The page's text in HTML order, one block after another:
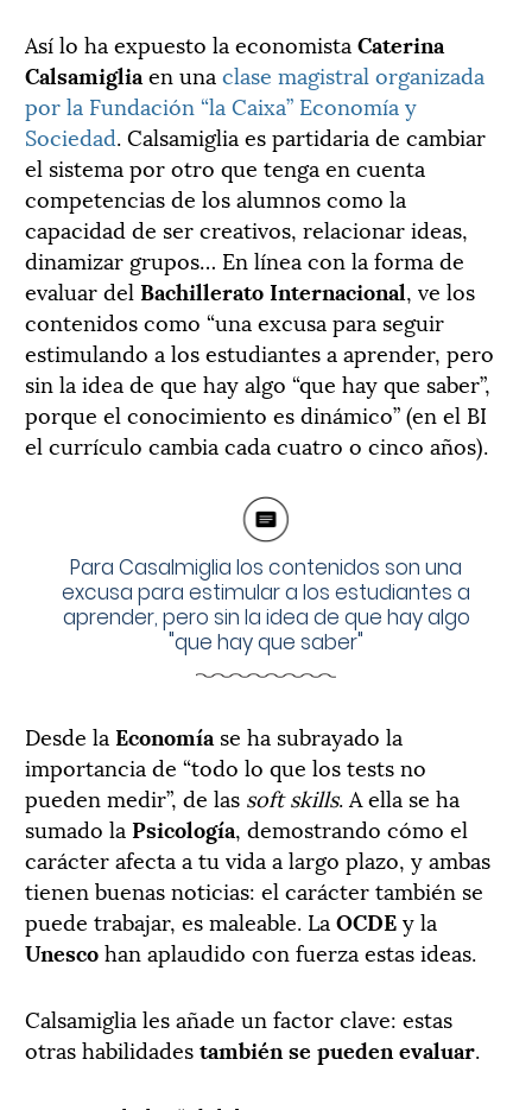
Así lo ha expuesto la economista Caterina
Calsamiglia en una clase magistral organizada
por la Fundación “la Caixa” Economía y
Sociedad. Calsamiglia es partidaria de cambiar
el sistema por otro que tenga en cuenta
competencias de los alumnos como la
capacidad de ser creativos, relacionar ideas,
dinamizar grupos… En línea con la forma de
evaluar del Bachillerato Internacional, ve los
contenidos como “una excusa para seguir
estimulando a los estudiantes a aprender, pero
sin la idea de que hay algo “que hay que saber”,
porque el conocimiento es dinámico” (en el BI
el currículo cambia cada cuatro o cinco años).
Para Casalmiglia los contenidos son una
excusa para estimular a los estudiantes a
aprender, pero sin la idea de que hay algo
"que hay que saber"
Desde la Economía se ha subrayado la
importancia de “todo lo que los tests no
pueden medir”, de las soft skills. A ella se ha
sumado la Psicología, demostrando cómo el
carácter afecta a tu vida a largo plazo, y ambas
tienen buenas noticias: el carácter también se
puede trabajar, es maleable. La OCDEy la
Unescohan aplaudido con fuerza estas ideas.
Calsamiglia les añade un factor clave: estas
otras habilidadestambién se pueden evaluar.